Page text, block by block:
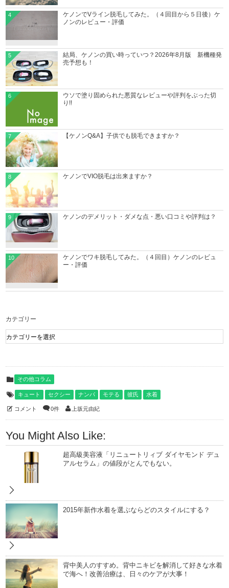
ケノンでVライン脱毛してみた。（４回目から５日後）ケ
ノンのレビュー・評価
4
結局、ケノンの買い時っていつ？2026年8月版 新機種発
売予想も！
5
ウソで塗り固められた悪質なレビューや評判をぶった切
り!!
6
【ケノンQ&A】子供でも脱毛できますか？
7
ケノンでVIO脱毛は出来ますか？
8
ケノンのデメリット・ダメな点・悪い口コミや評判は？
9
ケノンでワキ脱毛してみた。（４回目）ケノンのレビュ
ー・評価
10
カテゴリー
その他コラム
キュート セクシー ナンパ モテる 彼氏 水着
コメント 0件 上坂元由紀
You Might Also Like:
超高級美容液「リニュートリィブ ダイヤモンド デュ
アルセラム」の値段がとんでもない。
2015年新作水着を選ぶならどのスタイルにする？
背中美人のすすめ。背中ニキビを解消して好きな水着
で海へ！改善治療は、日々のケアが大事！